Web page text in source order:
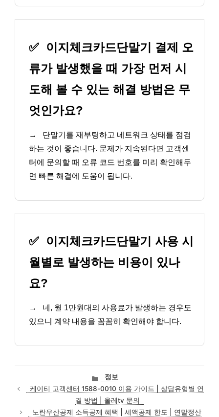
✅
이지체크카드단말기 결제 오
류가 발생했을 때 가장 먼저 시
도해 볼 수 있는 해결 방법은 무
엇인가요?
→
단말기를 재부팅하고 네트워크 상태를 점검
하는 것이 좋습니다. 문제가 지속된다면 고객센
터에 문의할 때 오류 코드 번호를 미리 확인해두
면 빠른 해결에 도움이 됩니다.
✅
이지체크카드단말기 사용 시
월별로 발생하는 비용이 있나
요?
→
네, 월 1만원대의 사용료가 발생하는 경우도
있으니 계약 내용을 꼼꼼히 확인해야 합니다.
카
테
고
리
정보
케이티 고객센터 1588-0010 이용 가이드 | 상담유형별 연
결 방법 | 올레tv 문의
노란우산공제 소득공제 혜택 | 세액공제 한도 | 연말정산